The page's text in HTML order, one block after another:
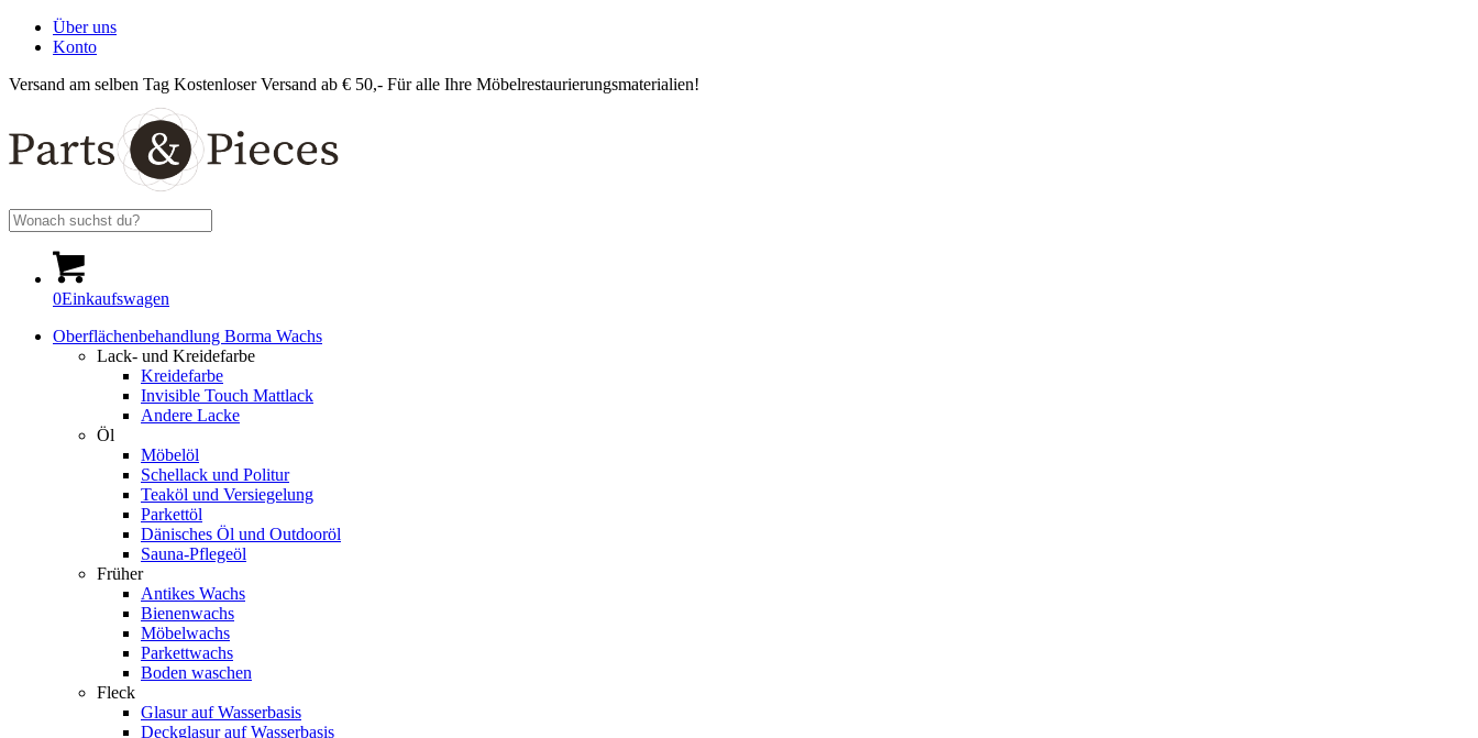
Über uns
Konto
Versand am selben Tag Kostenloser Versand ab € 50,- Für alle Ihre Möbelrestaurierungsmaterialien!
0Einkaufswagen
Oberflächenbehandlung Borma Wachs
Lack- und Kreidefarbe
Kreidefarbe
Invisible Touch Mattlack
Andere Lacke
Öl
Möbelöl
Schellack und Politur
Teaköl und Versiegelung
Parkettöl
Dänisches Öl und Outdooröl
Sauna-Pflegeöl
Früher
Antikes Wachs
Bienenwachs
Möbelwachs
Parkettwachs
Boden waschen
Fleck
Glasur auf Wasserbasis
Deckglasur auf Wasserbasis